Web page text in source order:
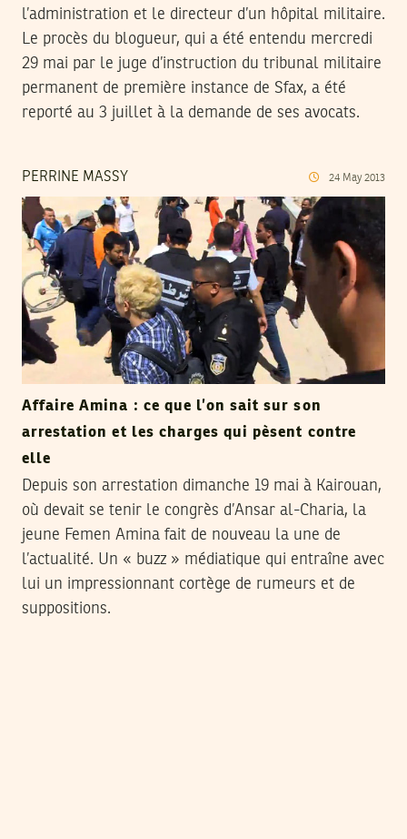
l’administration et le directeur d’un hôpital militaire.
Le procès du blogueur, qui a été entendu mercredi
29 mai par le juge d’instruction du tribunal militaire
permanent de première instance de Sfax, a été
reporté au 3 juillet à la demande de ses avocats.
PERRINE MASSY 24 May 2013
Affaire Amina : ce que l’on sait sur son
arrestation et les charges qui pèsent contre
elle
Depuis son arrestation dimanche 19 mai à Kairouan,
où devait se tenir le congrès d’Ansar al-Charia, la
jeune Femen Amina fait de nouveau la une de
l’actualité. Un « buzz » médiatique qui entraîne avec
lui un impressionnant cortège de rumeurs et de
suppositions.